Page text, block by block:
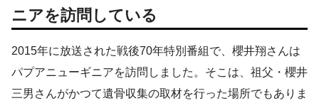
ニアを訪問している
2015年に放送された戦後70年特別番組で、櫻井翔さんは
パプアニューギニアを訪問しました。そこは、祖父・櫻井
三男さんがかつて遺骨収集の取材を行った場所でもありま